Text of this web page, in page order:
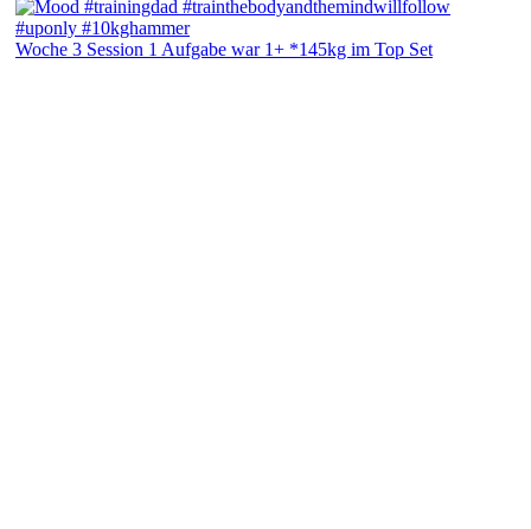
Woche 3 Session 1 Aufgabe war 1+ *145kg im Top Set